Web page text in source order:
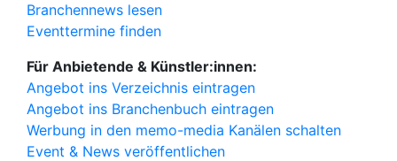
Branchennews lesen
Eventtermine finden
Für Anbietende & Künstler:innen:
Angebot ins Verzeichnis eintragen
Angebot ins Branchenbuch eintragen
Werbung in den memo-media Kanälen schalten
Event & News veröffentlichen